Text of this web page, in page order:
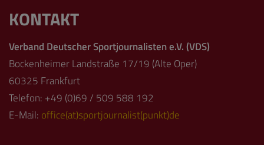
KONTAKT
Verband Deutscher Sportjournalisten e.V. (VDS)
Bockenheimer Landstraße 17/19 (Alte Oper)
60325 Frankfurt
Telefon: +49 (0)69 / 509 588 192
E-Mail: office(at)sportjournalist(punkt)de